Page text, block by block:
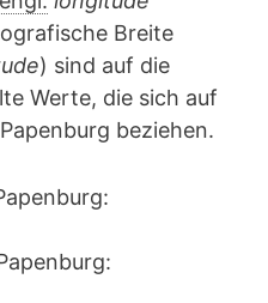
Breite
) sind auf die
Werte, die sich auf
beziehen.